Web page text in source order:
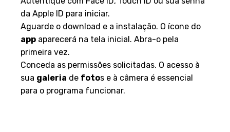
da Apple ID para iniciar.
Aguarde o download e a instalação. O ícone do
app aparecerá na tela inicial. Abra-o pela
primeira vez.
Conceda as permissões solicitadas. O acesso à
sua galeria de fotos e à câmera é essencial
para o programa funcionar.